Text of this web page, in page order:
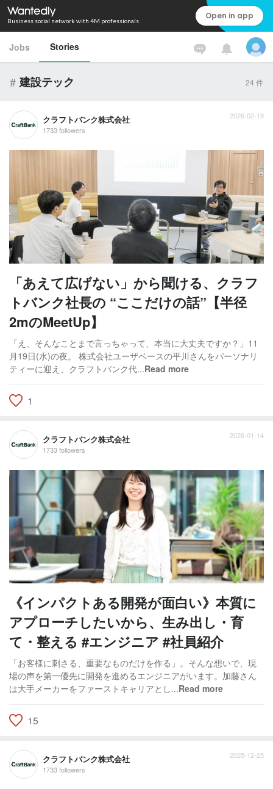
Business social network with 4M professionals Open in app
Jobs Stories
# 建設テック 24 件
クラフトバンク株式会社
1733 followers
2026-02-19
「あえて広げない」から聞ける、クラフ
トバンク社長の “ここだけの話”【半径
2mのMeetUp】
「え、そんなことまで言っちゃって、本当に大丈夫ですか？」11
月19日(水)の夜。 株式会社ユーザベースの平川さんをパーソナリ
ティーに迎え、クラフトバンク代...Read more
1
クラフトバンク株式会社
1733 followers
2026-01-14
《インパクトある開発が面白い》本質に
アプローチしたいから、生み出し・育
て・整える #エンジニア #社員紹介
「お客様に刺さる、重要なものだけを作る」。そんな想いで、現
場の声を第一優先に開発を進めるエンジニアがいます。加藤さん
は大手メーカーをファーストキャリアとし...Read more
15
クラフトバンク株式会社
1733 followers
2025-12-25